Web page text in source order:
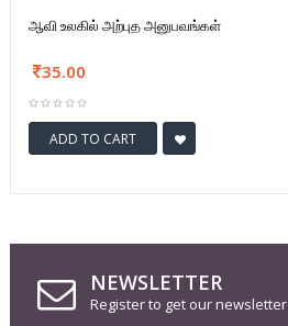
ஆவி உலகில் அற்புத அனுபவங்கள்
35.00
ADD TO CART
NEWSLETTER
Register to get our newsletter